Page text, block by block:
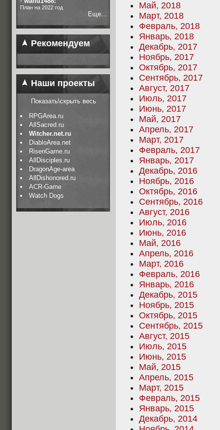
План на 2022 год
Еще...
Рекомендуем
Наши проекты
Показать\скрыть весь
RPGArea.ru
AllSacred.ru
Witcher.net.ru
DiabloArea.net
RisenGame.ru
AllDisciples.ru
DragonAge-area
AllDishonored.ru
ACR-Game
Watch Dogs
Май, 2018
Март, 2018
Февраль, 2018
Январь, 2018
Декабрь, 2017
Ноябрь, 2017
Октябрь, 2017
Сентябрь, 2017
Август, 2017
Июль, 2017
Июнь, 2017
Май, 2017
Апрель, 2017
Март, 2017
Февраль, 2017
Январь, 2017
Декабрь, 2016
Ноябрь, 2016
Октябрь, 2016
Сентябрь, 2016
Август, 2016
Июль, 2016
Июнь, 2016
Май, 2016
Апрель, 2016
Март, 2016
Февраль, 2016
Январь, 2016
Декабрь, 2015
Ноябрь, 2015
Октябрь, 2015
Сентябрь, 2015
Август, 2015
Июль, 2015
Июнь, 2015
Май, 2015
Апрель, 2015
Март, 2015
Февраль, 2015
Январь, 2015
Декабрь, 2014